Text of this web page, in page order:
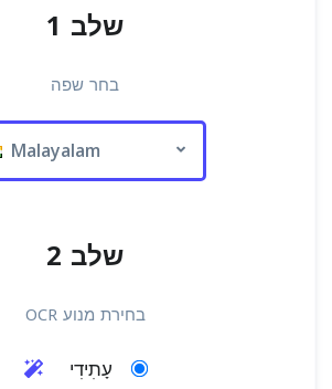
שלב 1
בחר שפה
Malayalam
שלב 2
בחירת מנוע OCR
עָתִידִי